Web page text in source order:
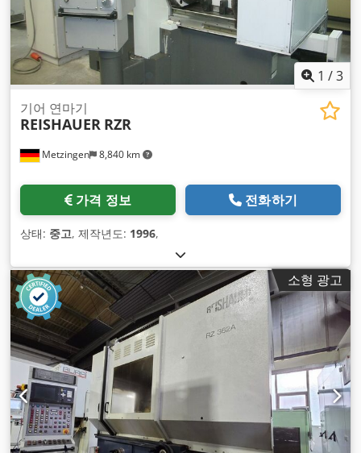
1 /3
Metzingen 8,840 km
기어 연마기
REISHAUER RZR
가격 정보 전화하기
상태: 중고, 제작년도: 1996,
소형 광고